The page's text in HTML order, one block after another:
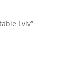
Lviv”